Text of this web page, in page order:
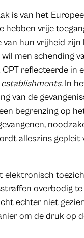
is van het
hebben vrije
van hun vrijheid
men schending
reflecteerde in
. In
van de
begrenzing op
alleszins
elektronisch
overbodig te
echter niet
om de druk op